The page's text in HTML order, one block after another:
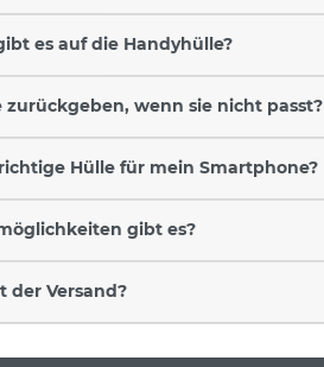
es auf die Handyhülle?
zurückgeben, wenn sie nicht passt?
Hülle für mein Smartphone?
gibt es?
der Versand?